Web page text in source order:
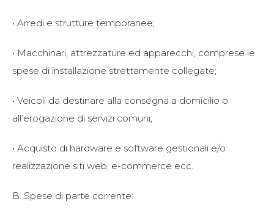
• Arredi e strutture temporanee;
• Macchinari, attrezzature ed apparecchi, comprese le
spese di installazione strettamente collegate;
• Veicoli da destinare alla consegna a domicilio o
all’erogazione di servizi comuni;
• Acquisto di hardware e software gestionali e/o
realizzazione siti web, e-commerce ecc.
B. Spese di parte corrente: